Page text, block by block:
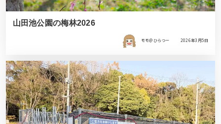
山田池公園の梅林2026
モモ＠ひらつー 2026年3月5日